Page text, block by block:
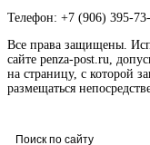
Телефон: +7 (906) 395-
Все права защищены.
сайте penza-post.ru,
на страницу, с которой
размещаться